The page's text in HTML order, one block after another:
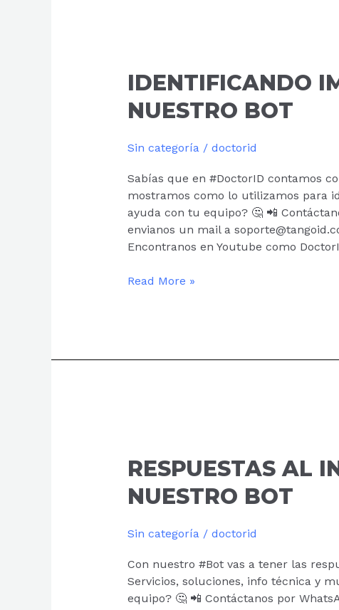
IDENTIFICANDO
NUESTRO BOT
Sin categoría/ doctorid
Sabías que en #DoctorID contamos
mostramos como lo utilizamos para
ayuda con tu equipo? 🤔 📲
envianos un mail a
Encontranos en Youtube como
CON
NUESTRO
BOT
Read More »
RESPUESTAS AL
NUESTRO BOT
Sin categoría/ doctorid
Con nuestro #Bot vas a tener las
Servicios, soluciones, info técnica y
equipo? 🤔 📲 Contáctanos por
INSTANTE
CON
NUESTRO